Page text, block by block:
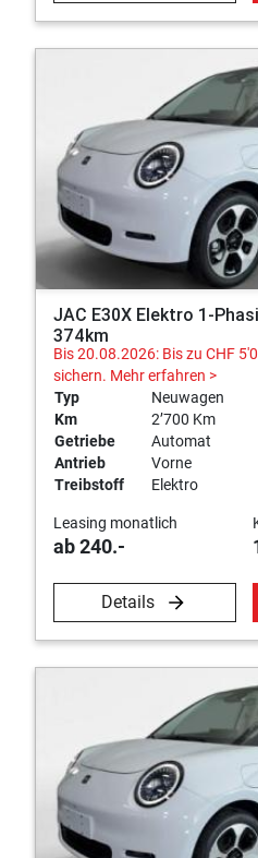
JAC E30X Elektro 1-
374km
Bis 20.08.2026: Bis zu CHF
sichern. Mehr erfahren >
Typ
Neuwagen
Km
2’700 Km
Getriebe
Automat
Antrieb
Vorne
Treibstoff
Elektro
Leasing monatlich
ab 240.-
Details